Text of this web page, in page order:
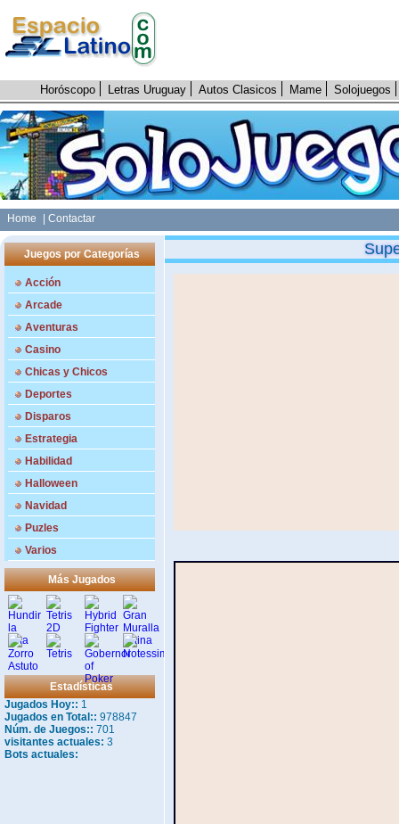
Horóscopo Letras Uruguay Autos Clasicos Mame Solojuegos
Home | Contactar
Juegos por Categorías
Acción
Arcade
Aventuras
Casino
Chicas y Chicos
Deportes
Disparos
Estrategia
Habilidad
Halloween
Navidad
Puzles
Varios
Más Jugados
Estadísticas
Jugados Hoy:: 1
Jugados en Total:: 978847
Núm. de Juegos:: 701
visitantes actuales: 3
Bots actuales: